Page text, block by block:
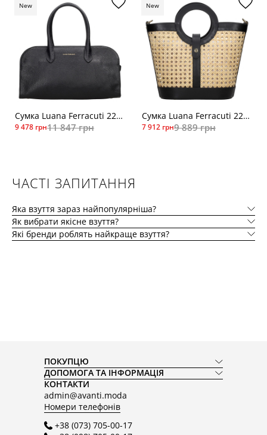
Сумка Luana Ferracuti 2200 чор
9 478 грн11 847 грн
New
Сумка Luana Ferracuti 2236чер
7 912 грн9 889 грн
New
ЧАСТІ ЗАПИТАННЯ
Яка взуття зараз найпопулярніша?
Як вибрати якісне взуття?
Які бренди роблять найкраще взуття?
ПОКУПЦЮ
ДОПОМОГА ТА ІНФОРМАЦІЯ
КОНТАКТИ
admin@avanti.moda
Номери телефонів
+38 (073) 705-00-17